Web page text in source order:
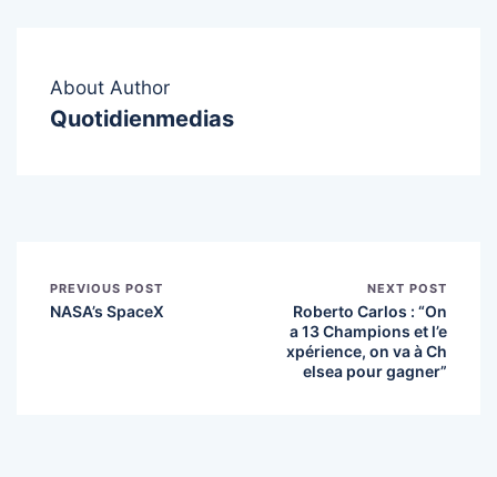
About Author
Quotidienmedias
PREVIOUS POST
NASA’s SpaceX
NEXT POST
Roberto Carlos : “On
a 13 Champions et l’e
xpérience, on va à Ch
elsea pour gagner”